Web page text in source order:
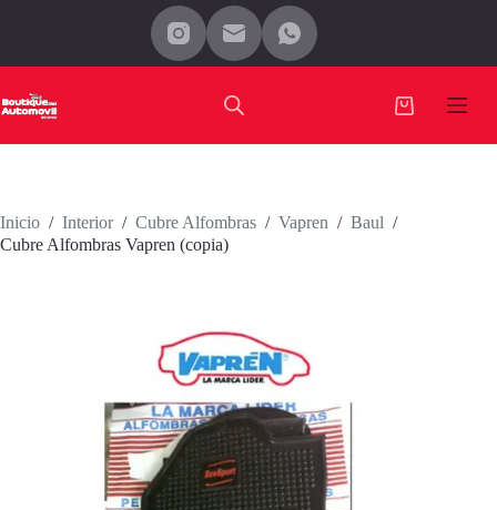
Carro
Inicio / Interior / Cubre Alfombras / Vapren / Baul /
Cubre Alfombras Vapren (copia)